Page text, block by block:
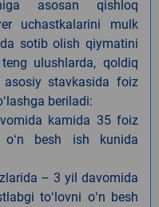
asosan qishloq
uchastkalarini mulk
sotib olish qiymatini
ulushlarda, qoldiq
stavkasida foiz
beriladi:
kamida 35 foiz
oʻn besh ish kunida
– 3 yil davomida
toʻlovni oʻn besh